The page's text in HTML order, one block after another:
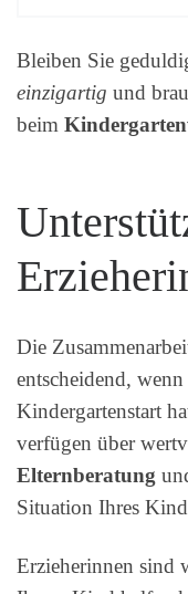
Bleiben Sie
einzigartig und
beim
Die
entscheidend,
Kindergartenstart
verfügen über
Elternberatung
Situation Ihres
Erzieherinnen sind